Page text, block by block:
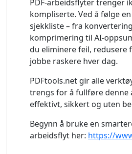
PDF-arbeidsflyter trenger
kompliserte. Ved å følge
sjekkliste – fra
komprimering til AI-
du eliminere feil, redusere
jobbe raskere hver dag.
PDFtools.net gir alle
trengs for å fullføre denne
effektivt, sikkert og uten
Begynn å bruke en
arbeidsflyt her: https://